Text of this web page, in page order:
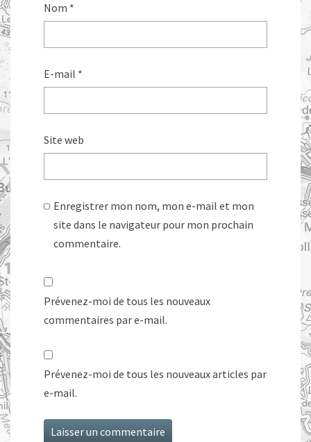
Nom *
E-mail *
Site web
Enregistrer mon nom, mon e-mail et mon
site dans le navigateur pour mon prochain
commentaire.
Prévenez-moi de tous les nouveaux
commentaires par e-mail.
Prévenez-moi de tous les nouveaux articles par
e-mail.